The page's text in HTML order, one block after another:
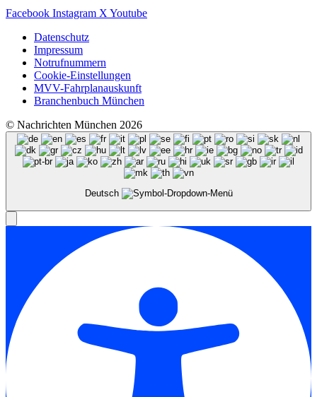
Facebook Instagram X Youtube
Datenschutz
Impressum
Notrufnummern
Cookie-Einstellungen
MVV-Fahrplanauskunft
Branchenbuch München
© Nachrichten München 2026
Deutsch